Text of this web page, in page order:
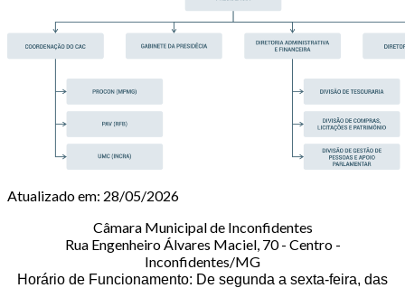
Atualizado em: 28/05/2026
Câmara Municipal de Inconfidentes
Rua Engenheiro Álvares Maciel, 70 - Centro -
Inconfidentes/MG
Horário de Funcionamento: De segunda a sexta-feira, das